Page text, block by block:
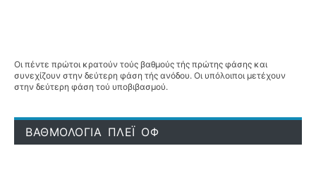
Οι πέντε πρώτοι κρατούν τούς βαθμούς τής πρώτης φάσης και
συνεχίζουν στην δεύτερη φάση τής ανόδου. Οι υπόλοιποι μετέχουν
στην δεύτερη φάση τού υποβιβασμού.
ΒΑΘΜΟΛΟΓΙΑ ΠΛΕΪ ΟΦ